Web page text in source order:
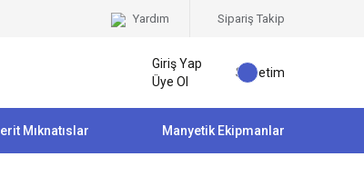
Yardım Sipariş Takip
Giriş Yap
Üye Ol
Sepetim
Mıknatıslar Manyetik Ekipmanlar